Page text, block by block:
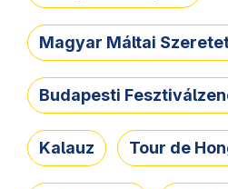
Magyar Máltai
Budapesti
Kalauz Tour de